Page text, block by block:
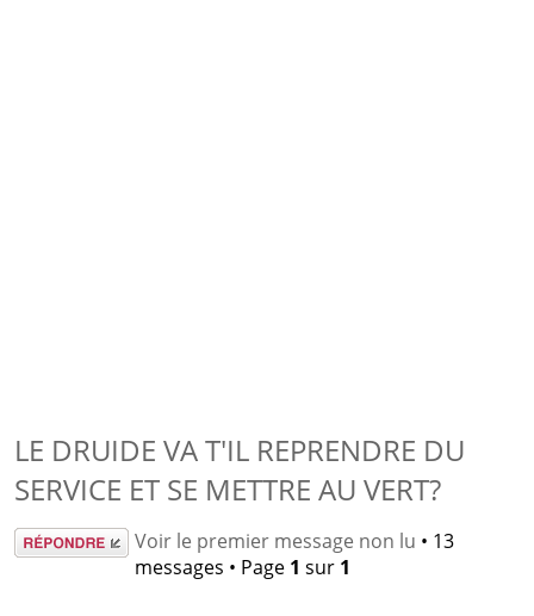
LE DRUIDE VA T'IL REPRENDRE DU
SERVICE ET SE METTRE AU VERT?
Répondre Voir le premier message non lu • 13
messages • Page 1 sur 1